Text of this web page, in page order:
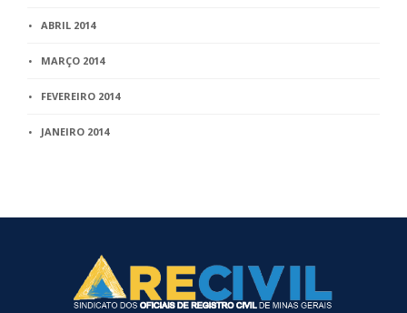
ABRIL 2014
MARÇO 2014
FEVEREIRO 2014
JANEIRO 2014